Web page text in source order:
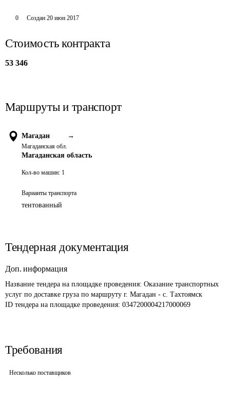
0 Создан 20 июн 2017
Стоимость контракта
53 346
Маршруты и транспорт
Магадан →
Магаданская обл.
Магаданская область
Кол-во машин: 1
Варианты транспорта
тентованный
Тендерная документация
Доп. информация
Название тендера на площадке проведения: Оказание транспортных
услуг по доставке груза по маршруту г. Магадан - с. Тахтоямск
ID тендера на площадке проведения: 0347200004217000069
Требования
Несколько поставщиков